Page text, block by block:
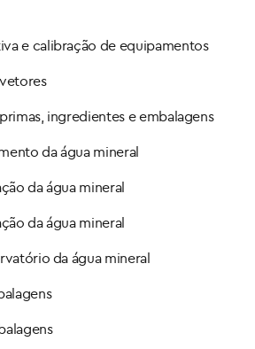
e calibração de equipamentos
ingredientes e embalagens
da água mineral
da água mineral
da água mineral
da água mineral